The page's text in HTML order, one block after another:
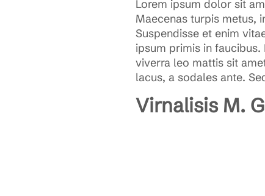
Lorem ipsum dolor sit
Maecenas turpis metus,
Suspendisse et enim
ipsum primis in
viverra leo mattis sit
lacus, a sodales ante.
Virnalisis M.